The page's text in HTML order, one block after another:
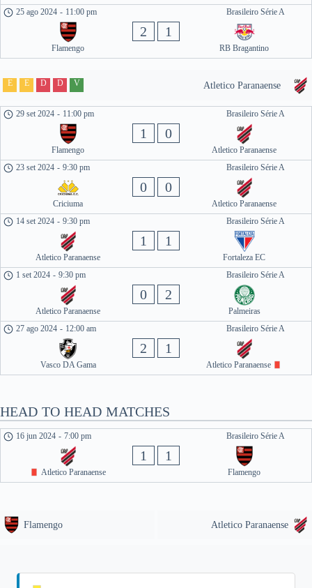
Brasileiro Série A
25 ago 2024 - 11:00 pm
Flamengo
2 1
RB Bragantino
Atletico Paranaense
E E D D V
Brasileiro Série A
29 set 2024 - 11:00 pm
Flamengo
1 0
Atletico Paranaense
Brasileiro Série A
23 set 2024 - 9:30 pm
Criciuma
0 0
Atletico Paranaense
Brasileiro Série A
14 set 2024 - 9:30 pm
Atletico Paranaense
1 1
Fortaleza EC
Brasileiro Série A
1 set 2024 - 9:30 pm
Atletico Paranaense
0 2
Palmeiras
Brasileiro Série A
27 ago 2024 - 12:00 am
Vasco DA Gama
2 1
Atletico Paranaense
HEAD TO HEAD MATCHES
Brasileiro Série A
16 jun 2024 - 7:00 pm
Atletico Paranaense
1 1
Flamengo
Flamengo Atletico Paranaense